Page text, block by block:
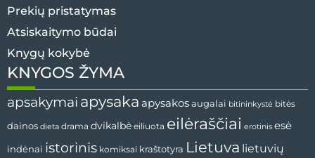
Prekių pristatymas
Atsiskaitymo būdai
Knygų kokybė
KNYGOS ŽYMA
apsakymai apysaka apysakos augalai bitininkystė bitės
dainos dieta drama dvikalbė eiliuota eilėraščiai erotinis esė
indėnai istorinis komiksai kraštotyra Lietuva lietuvių